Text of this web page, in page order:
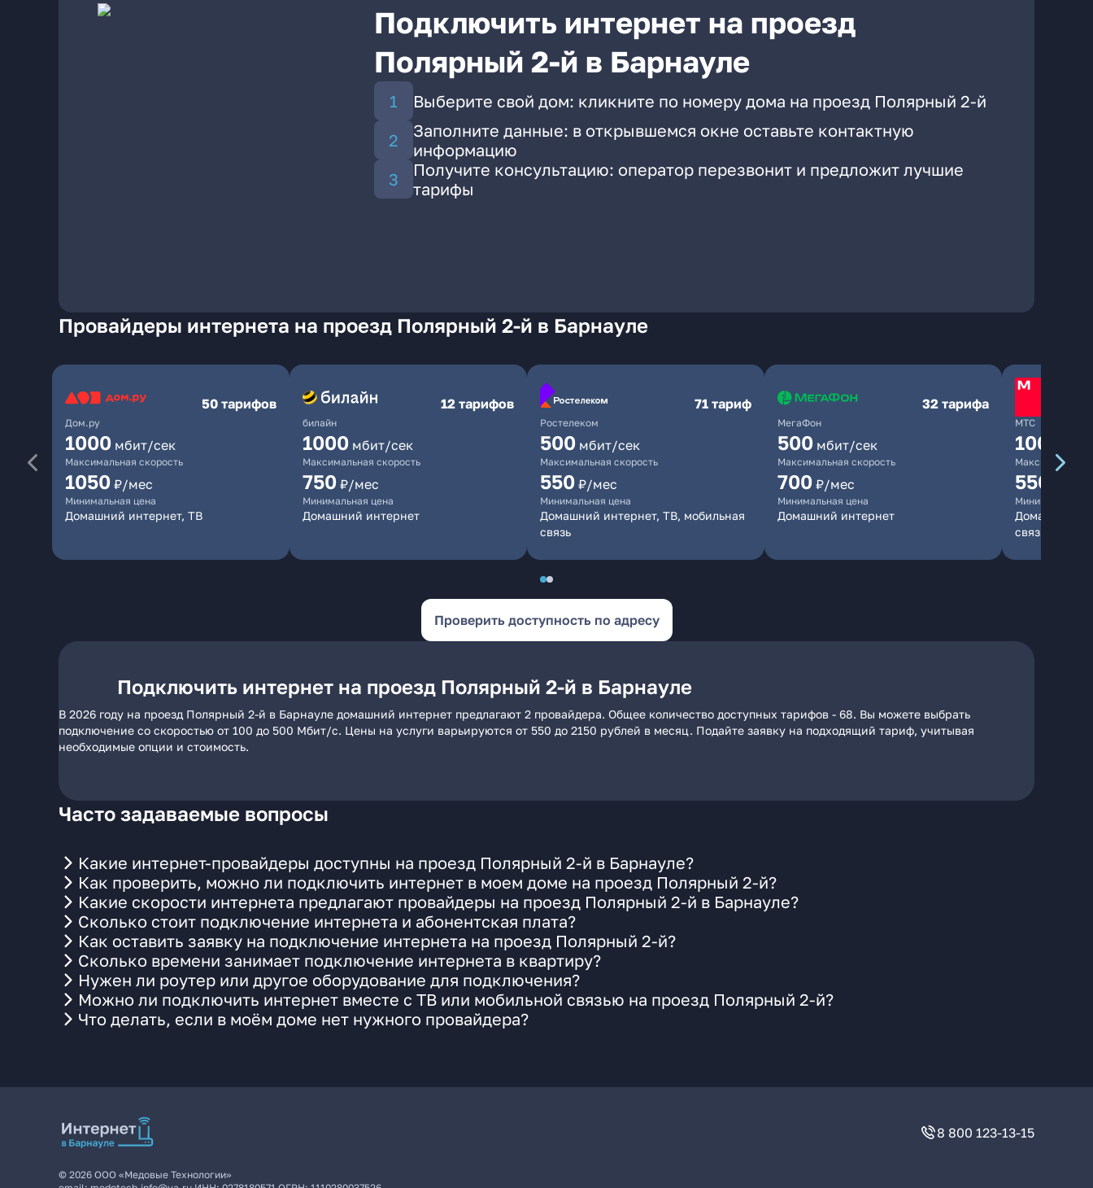
Подключить интернет на проезд
Полярный 2-й в Барнауле
Выберите свой дом: кликните по номеру дома на проезд Полярный 2-й
Заполните данные: в открывшемся окне оставьте контактную
информацию
Получите консультацию: оператор перезвонит и предложит лучшие
тарифы
Провайдеры интернета на проезд Полярный 2-й в Барнауле
Дом.ру
50 тарифов
1000 мбит/сек
Максимальная скорость
1050 ₽/мес
Минимальная цена
Домашний интернет, ТВ
билайн
12 тарифов
1000 мбит/сек
Максимальная скорость
750 ₽/мес
Минимальная цена
Домашний интернет
Ростелеком
71 тариф
500 мбит/сек
Максимальная скорость
550 ₽/мес
Минимальная цена
Домашний интернет, ТВ, мобильная
связь
МегаФон
32 тарифа
500 мбит/сек
Максимальная скорость
700 ₽/мес
Минимальная цена
Домашний интернет
МТС
1000
Максимальная
550
Минимальная
Домашний
связь
Проверить доступность по адресу
Подключить интернет на проезд Полярный 2-й в Барнауле
В 2026 году на проезд Полярный 2-й в Барнауле домашний интернет предлагают 2 провайдера. Общее количество доступных тарифов - 68. Вы можете выбрать
подключение со скоростью от 100 до 500 Мбит/с. Цены на услуги варьируются от 550 до 2150 рублей в месяц. Подайте заявку на подходящий тариф, учитывая
необходимые опции и стоимость.
Часто задаваемые вопросы
Какие интернет-провайдеры доступны на проезд Полярный 2-й в Барнауле?
Как проверить, можно ли подключить интернет в моем доме на проезд Полярный 2-й?
Какие скорости интернета предлагают провайдеры на проезд Полярный 2-й в Барнауле?
Сколько стоит подключение интернета и абонентская плата?
Как оставить заявку на подключение интернета на проезд Полярный 2-й?
Сколько времени занимает подключение интернета в квартиру?
Нужен ли роутер или другое оборудование для подключения?
Можно ли подключить интернет вместе с ТВ или мобильной связью на проезд Полярный 2-й?
Что делать, если в моём доме нет нужного провайдера?
8 800 123-13-15
© 2026 ООО «Медовые Технологии»